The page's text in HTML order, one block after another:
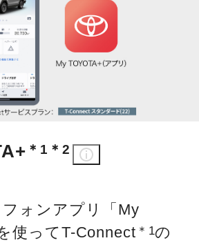
＊1 ＊2
ォンアプリ「My
使ってT-Connect ＊1の